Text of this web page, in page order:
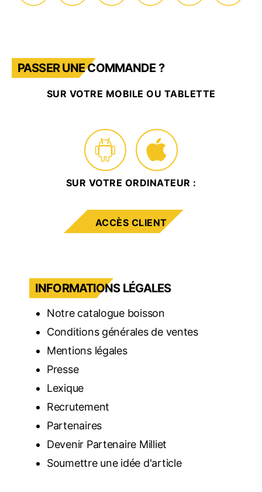
PASSER UNE COMMANDE ?
SUR VOTRE MOBILE OU TABLETTE
SUR VOTRE ORDINATEUR :
ACCÈS CLIENT
INFORMATIONS LÉGALES
Notre catalogue boisson
Conditions générales de ventes
Mentions légales
Presse
Lexique
Recrutement
Partenaires
Devenir Partenaire Milliet
Soumettre une idée d'article